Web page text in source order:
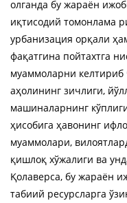
олганда бу жараён
иқтисодий томонлама
урбанизация орқали
фақатгина пойтахтга
муаммоларни
аҳолининг зичлиги,
машиналарнинг
ҳисобига ҳавонинг
муаммолари,
қишлоқ хўжалиги ва
Қолаверса, бу жараён
табиий ресурсларга